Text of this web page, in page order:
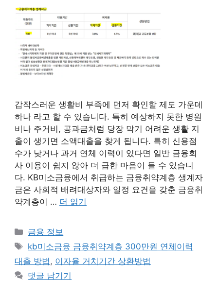
갑작스러운 생활비 부족에 먼저 확인할 제도 가운데
하나 라고 할 수 있습니다. 특히 예상하지 못한 병원
비나 주거비, 공과금처럼 당장 막기 어려운 생활 지
출이 생기면 소액대출을 찾게 됩니다. 특히 신용점
수가 낮거나 과거 연체 이력이 있다면 일반 금융회
사 이용이 쉽지 않아 더 급한 마음이 들 수 있습니
다. KB미소금융에서 취급하는 금융취약계층 생계자
금은 사회적 배려대상자와 일정 요건을 갖춘 금융취
약계층이 … 더 읽기
카
테
리
금융 정보
태
그
kb미소금융 금융취약계층 300만원 연체이력
대출 방법 , 이자율 거치기간 상환방법
댓글 남기기